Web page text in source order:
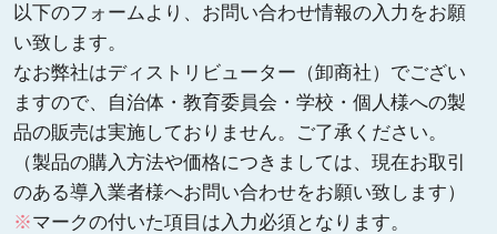
以下のフォームより、お問い合わせ情報の入力をお願
い致します。
なお弊社はディストリビューター（卸商社）でござい
ますので、自治体・教育委員会・学校・個人様への製
品の販売は実施しておりません。ご了承ください。
（製品の購入方法や価格につきましては、現在お取引
のある導入業者様へお問い合わせをお願い致します）
※マークの付いた項目は入力必須となります。